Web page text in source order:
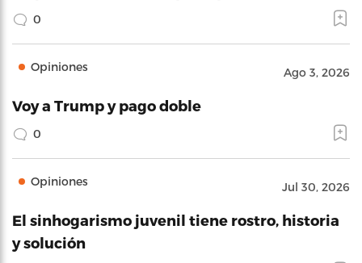
0
Opiniones Ago 3, 2026
Voy a Trump y pago doble
0
Opiniones Jul 30, 2026
El sinhogarismo juvenil tiene rostro, historia
y solución